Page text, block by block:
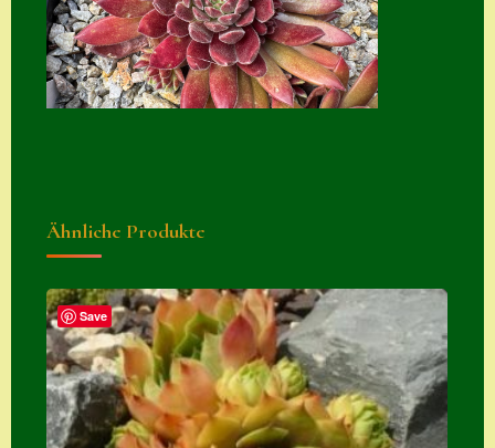
Kasse
Kontakt
Mein Konto
Semps von A – Z
Shop
Suche
Sue Thomas
Ähnliche Produkte
Save